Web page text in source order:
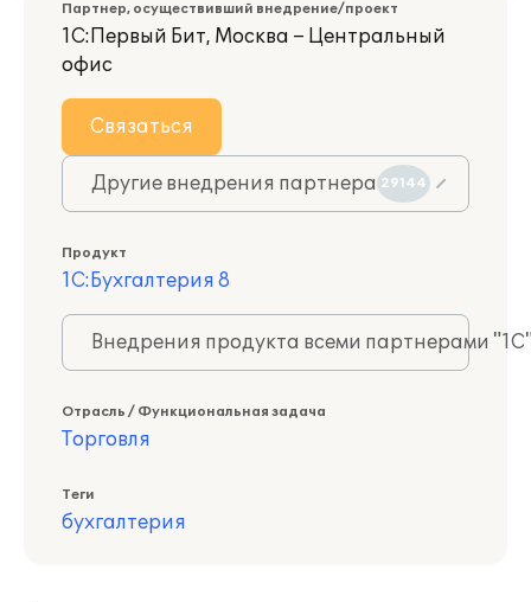
Партнер, осуществивший внедрение/проект
1С:Первый Бит, Москва – Центральный
офис
Связаться
Другие внедрения партнера 29144
Продукт
1С:Бухгалтерия 8
Внедрения продукта всеми партнерами
Отрасль / Функциональная задача
Торговля
Теги
бухгалтерия